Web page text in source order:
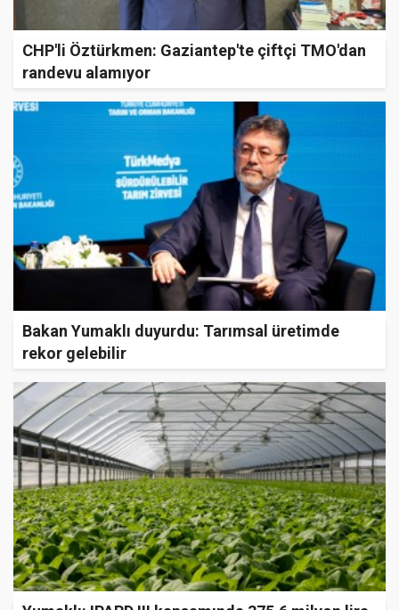
CHP'li Öztürkmen: Gaziantep'te çiftçi TMO'dan
randevu alamıyor
Bakan Yumaklı duyurdu: Tarımsal üretimde
rekor gelebilir